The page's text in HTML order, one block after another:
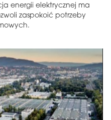
energii elektrycznej ma
zaspokoić potrzeby